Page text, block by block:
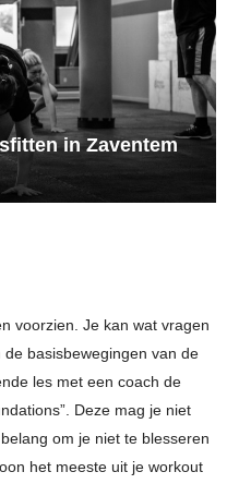
in Zaventem
voorzien. Je kan wat vragen
basisbewegingen van de
les met een coach de
Deze mag je niet
om je niet te blesseren
het meeste uit je workout